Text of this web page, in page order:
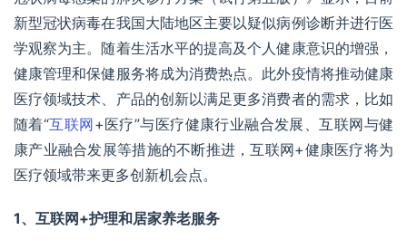
新型冠状病毒在我国大陆地区主要以疑似病例诊断并进行医
学观察为主。随着生活水平的提高及个人健康意识的增强，
健康管理和保健服务将成为消费热点。此外疫情将推动健康
医疗领域技术、产品的创新以满足更多消费者的需求，比如
随着“互联网+医疗”与医疗健康行业融合发展、互联网与健
康产业融合发展等措施的不断推进，互联网+健康医疗将为
医疗领域带来更多创新机会点。
1、互联网+护理和居家养老服务